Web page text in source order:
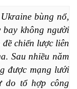
bùng nổ,
bay không người
chiến lược liên
Sau nhiều năm
được mạng lưới
do tổ hợp công